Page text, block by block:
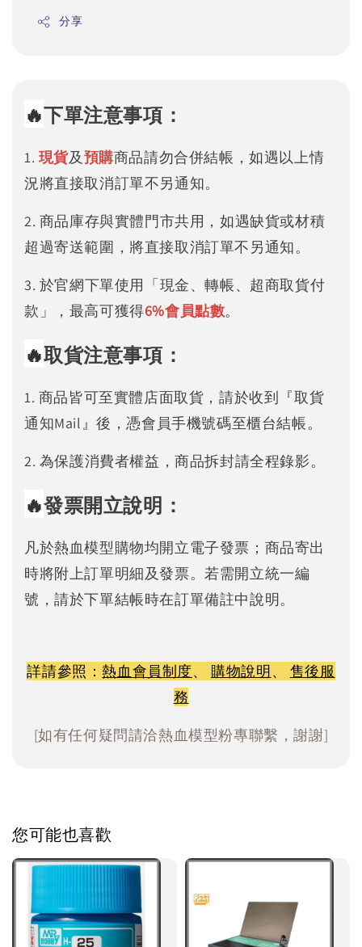
分享
🔥下單注意事項：
1. 現貨及預購商品請勿合併結帳，如遇以上情
況將直接取消訂單不另通知。
2. 商品庫存與實體門市共用，如遇缺貨或材積
超過寄送範圍，將直接取消訂單不另通知。
3. 於官網下單使用「現金、轉帳、超商取貨付
款」，最高可獲得6%會員點數。
🔥取貨注意事項：
1. 商品皆可至實體店面取貨，請於收到『取貨
通知Mail』後，憑會員手機號碼至櫃台結帳。
2. 為保護消費者權益，商品拆封請全程錄影。
🔥發票開立說明：
凡於熱血模型購物均開立電子發票；商品寄出
時將附上訂單明細及發票。若需開立統一編
號，請於下單結帳時在訂單備註中說明。
詳請參照：熱血會員制度、 購物說明、 售後服
務
[如有任何疑問請洽熱血模型粉專聯繫，謝謝]
您可能也喜歡